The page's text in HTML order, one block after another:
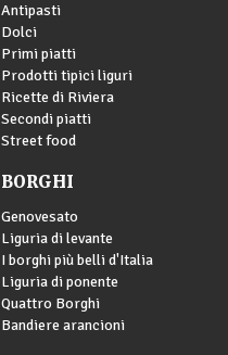
Antipasti
Dolci
Primi piatti
Prodotti tipici liguri
Ricette di Riviera
Secondi piatti
Street food
BORGHI
Genovesato
Liguria di levante
I borghi più belli d'Italia
Liguria di ponente
Quattro Borghi
Bandiere arancioni